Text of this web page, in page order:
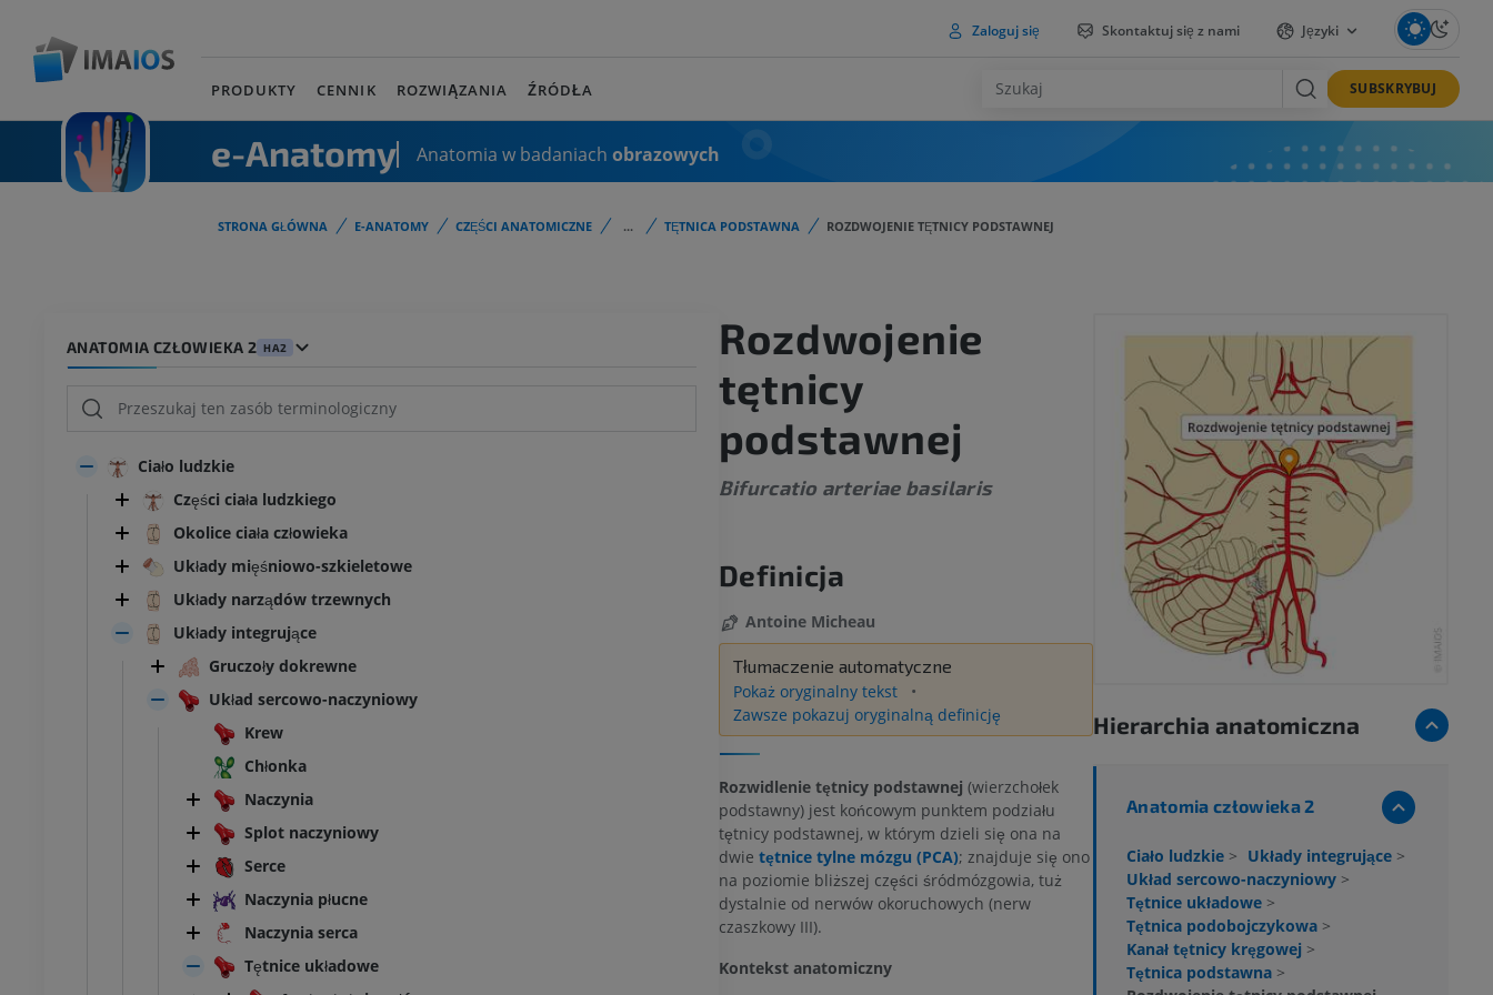
Zaloguj się Skontaktuj się z nami Języki
PRODUKTY CENNIK ROZWIĄZANIA ŹRÓDŁA SUBSKRYBUJ
e-Anatomy Anatomia w badaniach obrazowych
STRONA GŁÓWNA E-ANATOMY CZĘŚCI ANATOMICZNE ... TĘTNICA PODSTAWNA ROZDWOJENIE TĘTNICY PODSTAWNEJ
ANATOMIA CZŁOWIEKA 2 HA2
Ciało ludzkie
Części ciała ludzkiego
Okolice ciała człowieka
Układy mięśniowo-szkieletowe
Układy narządów trzewnych
Układy integrujące
Gruczoły dokrewne
Układ sercowo-naczyniowy
Krew
Chłonka
Naczynia
Splot naczyniowy
Serce
Naczynia płucne
Naczynia serca
Tętnice układowe
Rozdwojenie
tętnicy
podstawnej
Bifurcatio arteriae basilaris
Definicja
Antoine Micheau
Tłumaczenie automatyczne
Pokaż oryginalny tekst
Zawsze pokazuj oryginalną definicję
Rozwidlenie tętnicy podstawnej (wierzchołek
podstawny) jest końcowym punktem podziału
tętnicy podstawnej, w którym dzieli się ona na
dwie tętnice tylne mózgu (PCA); znajduje się ono
na poziomie bliższej części śródmózgowia, tuż
dystalnie od nerwów okoruchowych (nerw
czaszkowy III).
Kontekst anatomiczny
Hierarchia anatomiczna
Anatomia człowieka 2
Ciało ludzkie > Układy integrujące >
Układ sercowo-naczyniowy >
Tętnice układowe >
Tętnica podobojczykowa >
Kanał tętnicy kręgowej >
Tętnica podstawna >